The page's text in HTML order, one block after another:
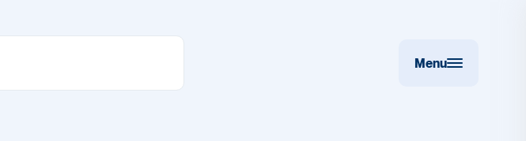
Menu